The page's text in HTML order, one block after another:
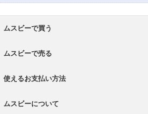
ムスビーで買う
ムスビーで売る
使えるお支払い方法
ムスビーについて